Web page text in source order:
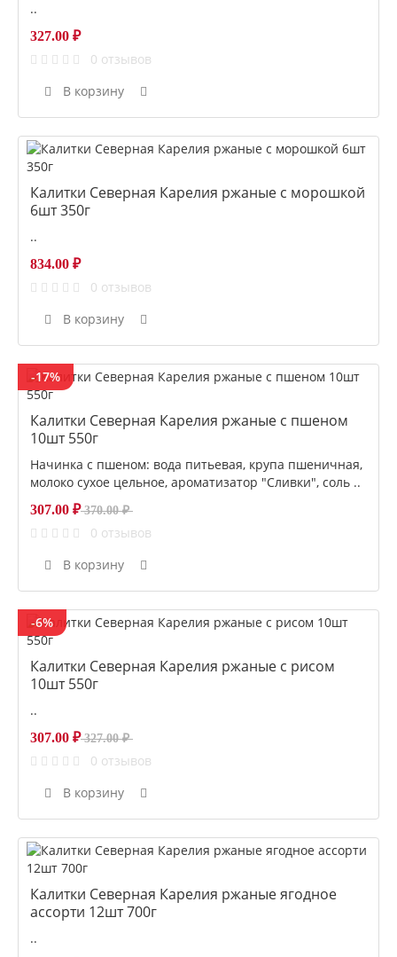
..
327.00 ₽
0 отзывов
В корзину
Калитки Северная Карелия ржаные с морошкой
6шт 350г
..
834.00 ₽
0 отзывов
В корзину
-17%
Калитки Северная Карелия ржаные с пшеном
10шт 550г
Начинка с пшеном: вода питьевая, крупа пшеничная,
молоко сухое цельное, ароматизатор "Сливки", соль ..
370.00 ₽
307.00 ₽
0 отзывов
В корзину
-6%
Калитки Северная Карелия ржаные с рисом
10шт 550г
..
327.00 ₽
307.00 ₽
0 отзывов
В корзину
Калитки Северная Карелия ржаные ягодное
ассорти 12шт 700г
..